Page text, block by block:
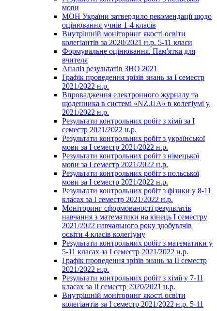
мови
МОН України затвердило рекомендації щодо
оцінювання учнів 1-4 класів
Внутрішній моніторинг якості освіти
колегіантів за 2020/2021 н.р. 5-11 класи
Формувальне оцінювання. Пам'ятка для
вчителя
Аналіз результатів ЗНО 2021
Графік проведення зрізів знань за І семестр
2021/2022 н.р.
Впровадження електронного журналу та
щоденника в системі «NZ.UA» в колегіумі у
2021/2022 н.р.
Результати контрольних робіт з хімії за І
семестр 2021/2022 н.р.
Результати контрольних робіт з української
мови за І семестр 2021/2022 н.р.
Результати контрольних робіт з німецької
мови за І семестр 2021/2022 н.р.
Результати контрольних робіт з польської
мови за І семестр 2021/2022 н.р.
Результати контрольних робіт з фізики у 8-11
класах за І семестр 2021/2022 н.р.
Моніторинг сформованості результатів
навчання з математики на кінець І семестру
2021/2022 навчального року здобувачів
освіти 4 класів колегіуму
Результати контрольних робіт з математики у
5-11 класах за І семестр 2021/2022 н.р.
Графік проведення зрізів знань за ІІ семестр
2021/2022 н.р.
Результати контрольних робіт з хімії у 7-11
класах за ІІ семестр 2020/2021 н.р.
Внутрішній моніторинг якості освіти
колегіантів за І семестр 2021/2022 н.р. 5-11